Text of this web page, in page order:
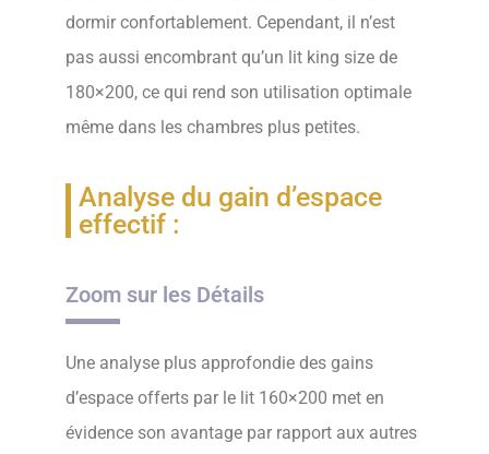
dormir confortablement. Cependant, il n’est
pas aussi encombrant qu’un lit king size de
180×200, ce qui rend son utilisation optimale
même dans les chambres plus petites.
Analyse du gain d’espace
effectif :
Zoom sur les Détails
Une analyse plus approfondie des gains
d’espace offerts par le lit 160×200 met en
évidence son avantage par rapport aux autres